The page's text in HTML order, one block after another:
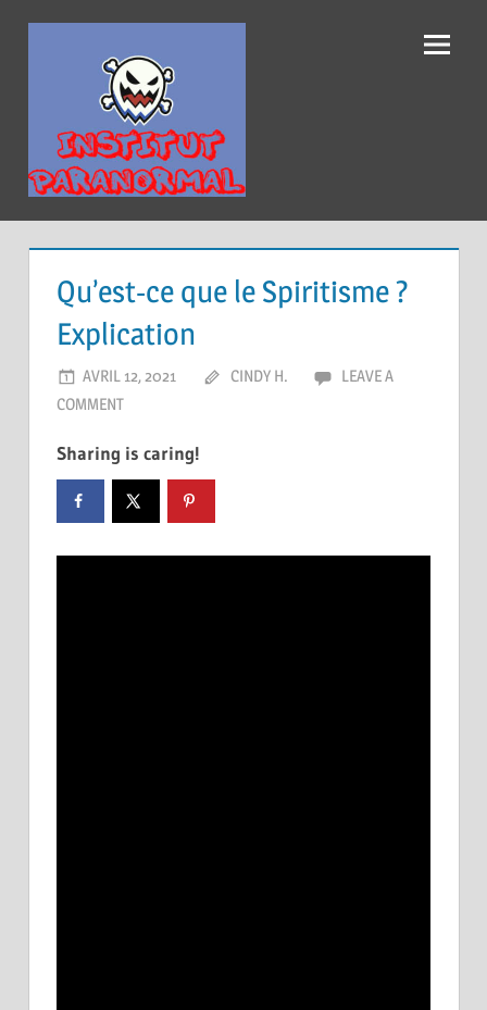
Qu’est-ce que le Spiritisme ?
Explication
AVRIL 12, 2021 CINDY H.
LEAVE A
COMMENT
Sharing is caring!